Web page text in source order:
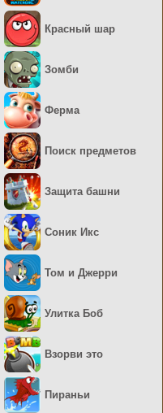
Красный шар
Зомби
Ферма
Поиск предметов
Защита башни
Соник Икс
Том и Джерри
Улитка Боб
Взорви это
Пираньи